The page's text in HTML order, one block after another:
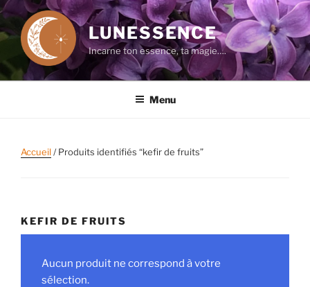
Aller
contenu
principal
LUNESSENCE
Incarne ton essence, ta magie….
Menu
Accueil/ Produits identifiés “kefir de fruits”
KEFIR DE FRUITS
Aucun produit ne correspond à votre
sélection.